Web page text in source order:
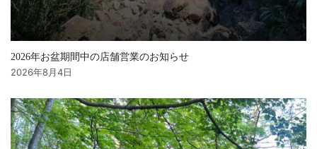
2026年お盆期間中の店舗営業のお知らせ
2026年8月4日